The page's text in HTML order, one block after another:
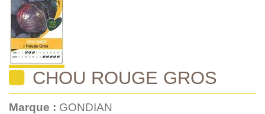
CHOU ROUGE GROS
Marque : GONDIAN